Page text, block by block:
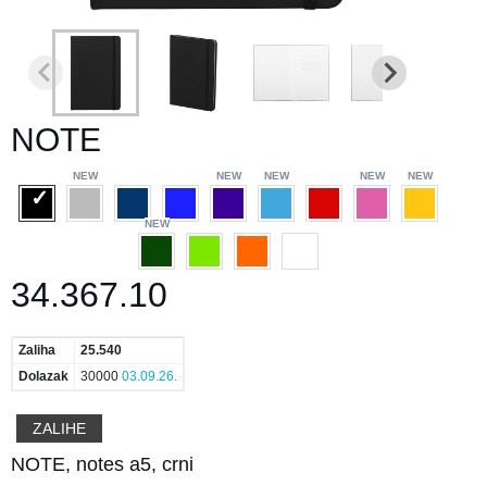
NOTE
34.367.10
Zaliha
25.540
Dolazak
30000 03.09.26.
ZALIHE
NOTE, notes a5, crni